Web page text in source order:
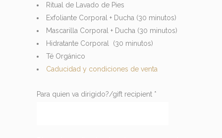
Ritual de Lavado de Pies
Exfoliante Corporal + Ducha (30 minutos)
Mascarilla Corporal + Ducha (30 minutos)
Hidratante Corporal (30 minutos)
Té Orgánico
Caducidad y condiciones de venta
Para quien va dirigido?/gift recipient *